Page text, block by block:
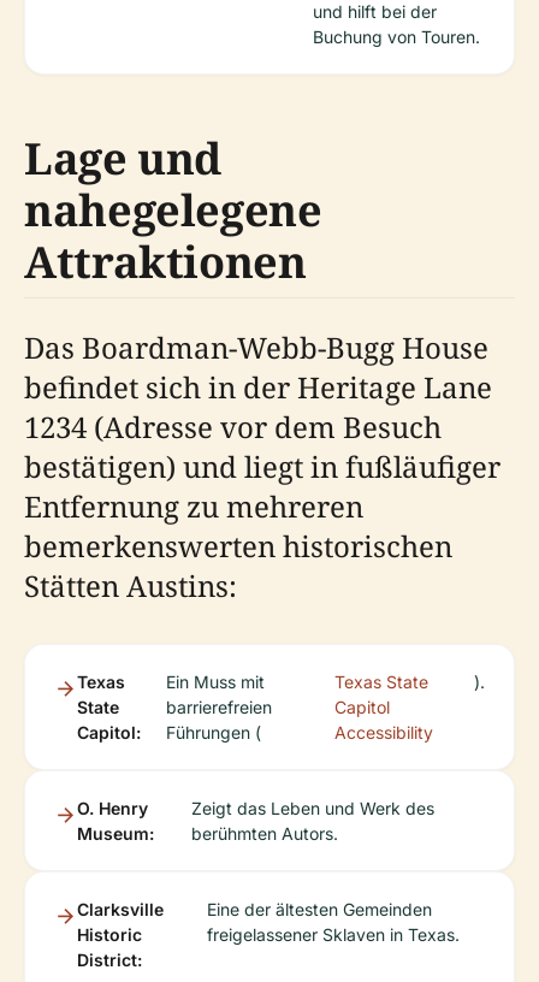
und hilft bei der
Buchung von Touren.
Lage und
nahegelegene
Attraktionen
Das Boardman-Webb-Bugg House
befindet sich in der Heritage Lane
1234 (Adresse vor dem Besuch
bestätigen) und liegt in fußläufiger
Entfernung zu mehreren
bemerkenswerten historischen
Stätten Austins:
Texas
State
Capitol:
Ein Muss mit
barrierefreien
Führungen (
Texas State
Capitol
Accessibility
).
O. Henry
Museum:
Zeigt das Leben und Werk des
berühmten Autors.
Clarksville
Historic
District:
Eine der ältesten Gemeinden
freigelassener Sklaven in Texas.